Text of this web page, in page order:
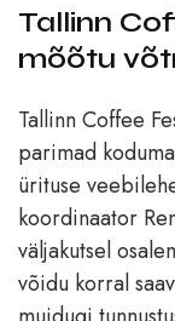
Tallinn
mõõtu
Tallinn Coffee
parimad
ürituse
koordinaator
väljakutsel
võidu korral